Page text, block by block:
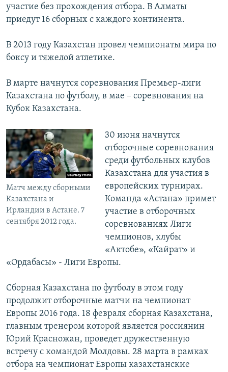
участие без прохождения отбора. В Алматы
приедут 16 сборных с каждого континента.
В 2013 году Казахстан провел чемпионаты мира по
боксу и тяжелой атлетике.
В марте начнутся соревнования Премьер-лиги
Казахстана по футболу, в мае – соревнования на
Кубок Казахстана.
Матч между сборными
Казахстана и
Ирландии в Астане. 7
сентября 2012 года.
30 июня начнутся
отборочные соревнования
среди футбольных клубов
Казахстана для участия в
европейских турнирах.
Команда «Астана» примет
участие в отборочных
соревнованиях Лиги
чемпионов, клубы
«Актобе», «Кайрат» и
«Ордабасы» - Лиги Европы.
Сборная Казахстана по футболу в этом году
продолжит отборочные матчи на чемпионат
Европы 2016 года. 18 февраля сборная Казахстана,
главным тренером которой является россиянин
Юрий Красножан, проведет дружественную
встречу с командой Молдовы. 28 марта в рамках
отбора на чемпионат Европы казахстанские